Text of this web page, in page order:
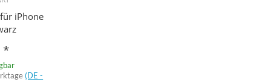
iPhone
*
(DE -